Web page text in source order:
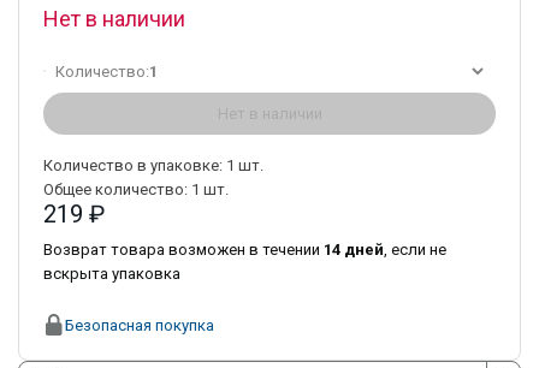
Нет в наличии
Количество:1
Нет в наличии
Количество в упаковке: 1 шт.
Общее количество: 1 шт.
219 ₽
Возврат товара возможен в течении 14 дней , если не
вскрыта упаковка
Безопасная покупка